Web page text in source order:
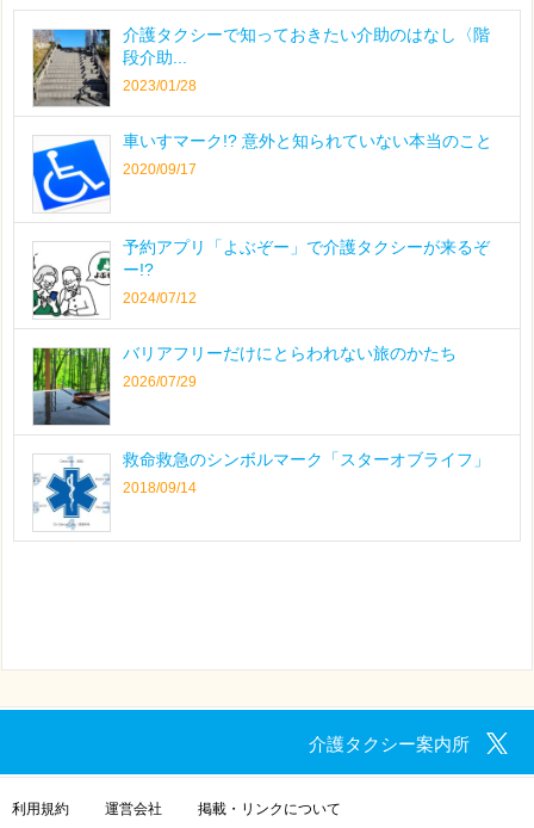
介護タクシーで知っておきたい介助のはなし〈階
段介助...
2023/01/28
車いすマーク!? 意外と知られていない本当のこと
2020/09/17
予約アプリ「よぶぞー」で介護タクシーが来るぞ
ー!?
2024/07/12
バリアフリーだけにとらわれない旅のかたち
2026/07/29
救命救急のシンボルマーク「スターオブライフ」
2018/09/14
介護タクシー案内所
利用規約 運営会社 掲載・リンクについて